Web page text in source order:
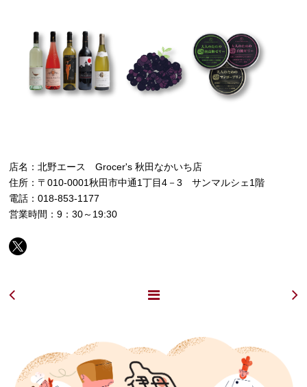
店名：北野エース Grocer's 秋田なかいち店
住所：〒010-0001秋田市中通1丁目4－3 サンマルシェ1階
電話：018-853-1177
営業時間：9：30～19:30